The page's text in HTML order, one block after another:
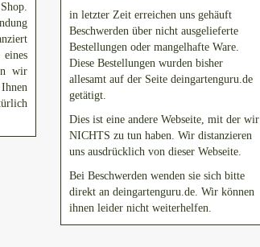
wir
in letzter Zeit erreichen uns gehäuft
Beschwerden über nicht ausgelieferte
Bestellungen oder mangelhafte Ware.
Diese Bestellungen wurden bisher
allesamt auf der Seite deingartenguru.de
getätigt.
Dies ist eine andere Webseite, mit der wir
NICHTS zu tun haben. Wir distanzieren
uns ausdrücklich von dieser Webseite.
Bei Beschwerden wenden sie sich bitte
direkt an deingartenguru.de. Wir können
ihnen leider nicht weiterhelfen.